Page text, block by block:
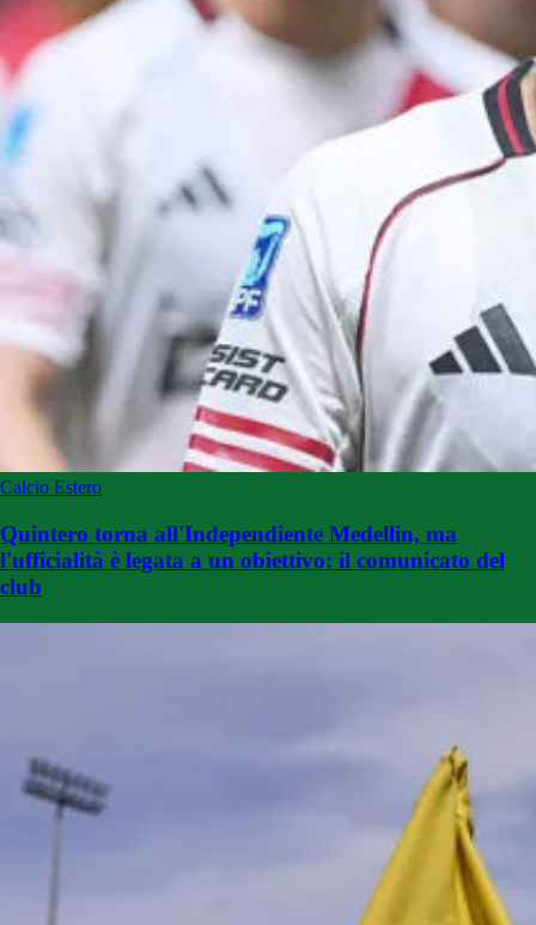
Calcio Estero
Quintero torna all'Independiente Medellin, ma
l'ufficialità è legata a un obiettivo: il comunicato del
club